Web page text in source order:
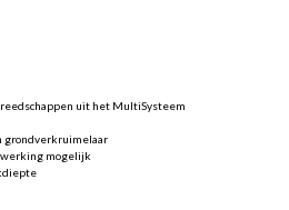
uit het MultiSysteem
grondverkruimelaar
mogelijk